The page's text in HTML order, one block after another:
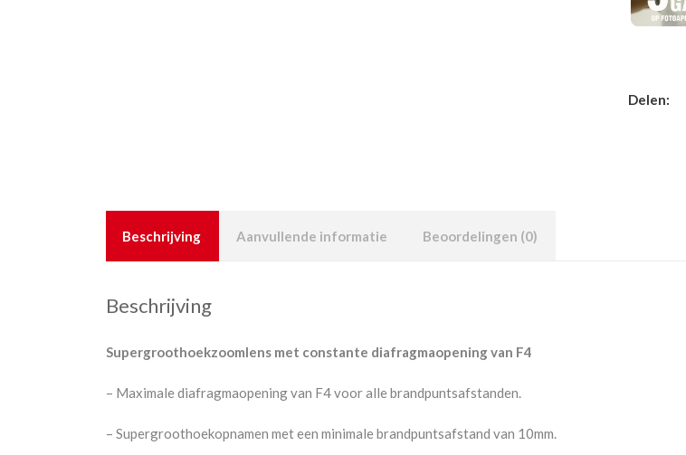
Delen:
Beschrijving Aanvullende informatie Beoordelingen (0)
Beschrijving
Supergroothoekzoomlens met constante diafragmaopening van F4
– Maximale diafragmaopening van F4 voor alle brandpuntsafstanden.
– Supergroothoekopnamen met een minimale brandpuntsafstand van 10mm.